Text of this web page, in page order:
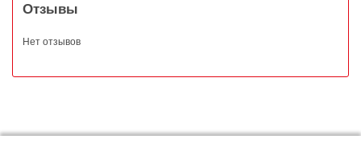
Отзывы
Нет отзывов